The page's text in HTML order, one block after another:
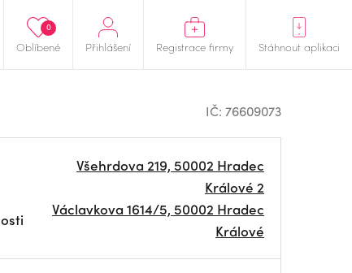
Oblíbené
0
Přihlášení Registrace firmy Stáhnout aplikaci
IČ: 76609073
Všehrdova 219, 50002 Hradec
Králové 2
Václavkova 1614/5, 50002 Hradec
Králové